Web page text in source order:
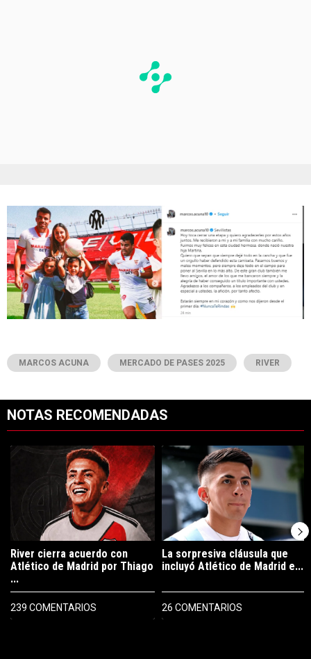
MARCOS ACUNA MERCADO DE PASES 2025 RIVER
NOTAS RECOMENDADAS
Un artículo de tendencia con el título "River cierra acuerdo con
River cierra acuerdo con
Atlético de Madrid por Thiago
...
239 COMENTARIOS
Un artículo de tendencia con el
La sorpresiva cláusula que
incluyó Atlético de Madrid e...
26 COMENTARIOS